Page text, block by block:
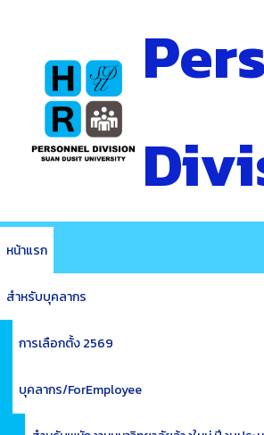
content
หน้าแรก
สำหรับบุคลากร
การเลือกตั้ง 2569
บุคลากร/ForEmployee